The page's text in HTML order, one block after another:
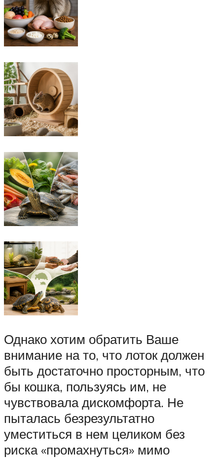
Однако хотим обратить Ваше
внимание на то, что лоток должен
быть достаточно просторным, что
бы кошка, пользуясь им, не
чувствовала дискомфорта. Не
пыталась безрезультатно
уместиться в нем целиком без
риска «промахнуться» мимо